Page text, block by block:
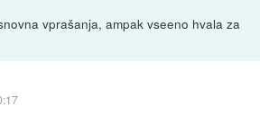
vprašanja, ampak vseeno hvala za